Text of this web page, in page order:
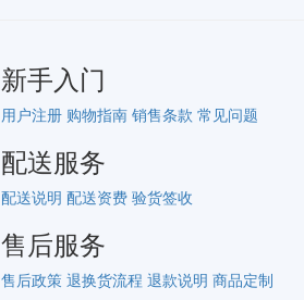
新手入门
用户注册 购物指南 销售条款 常见问题
配送服务
配送说明 配送资费 验货签收
售后服务
售后政策 退换货流程 退款说明 商品定制